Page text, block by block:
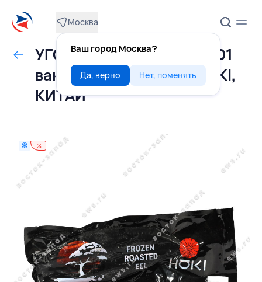
Москва
Ваш город Москва?
Да, верно Нет, поменять
УГОРЬ Унаги 450-560 г 01
вакуумная упаковка, HOKI,
КИТАЙ
%